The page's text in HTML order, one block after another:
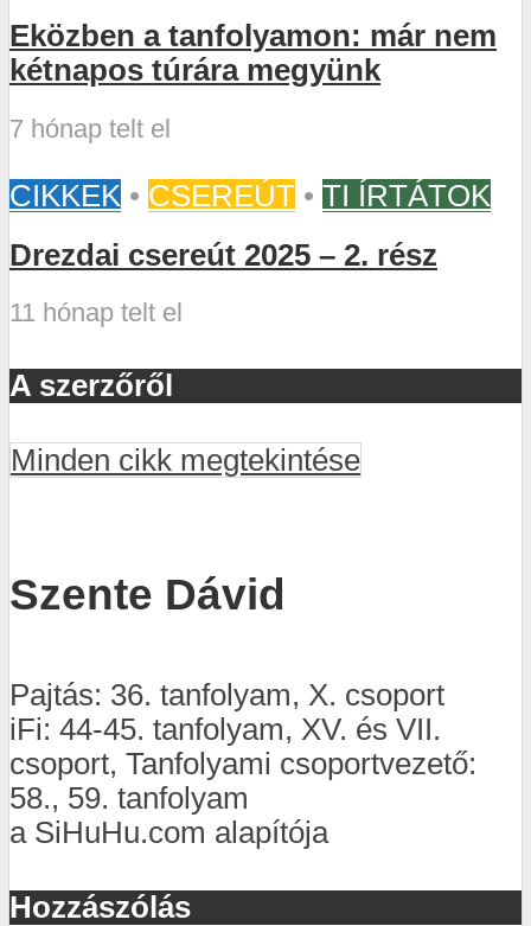
Eközben a tanfolyamon: már nem
kétnapos túrára megyünk
7 hónap telt el
CIKKEK • CSEREÚT • TI ÍRTÁTOK
Drezdai csereút 2025 – 2. rész
11 hónap telt el
A szerzőről
Minden cikk megtekintése
Szente Dávid
Pajtás: 36. tanfolyam, X. csoport
iFi: 44-45. tanfolyam, XV. és VII.
csoport, Tanfolyami csoportvezető:
58., 59. tanfolyam
a SiHuHu.com alapítója
Hozzászólás